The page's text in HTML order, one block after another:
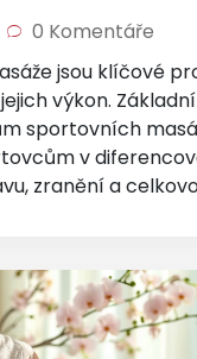
0 Komentáře
jsou klíčové
výkon.
sportovních
v
zranění a
potřeby. Nechte
můžete díky
a regeneraci.